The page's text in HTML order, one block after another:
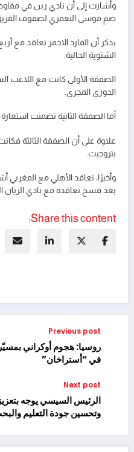
وأشارت إلى أن نادي رين في
ضم موسى التعمري لصفوف
يذكر أن المارد الاحمر تعاقد مع
الشتوية الحالية.
الصفقة الأولى كانت مع اللاعب
الدوري المجري.
أما الصفقة الثانية تضمنت
علاوة على أن الصفقة الثالثة
بتروجيت.
وأخيرًا، تعاقد الأهلي مع
بعد فسخ تعاقده مع نادي الريان
Share this content:
Previous post
روسيا: هجوم أوكراني
في “أستراخان”
Next post
الرئيس السيسي يوجه
وتحسين جودة التعليم